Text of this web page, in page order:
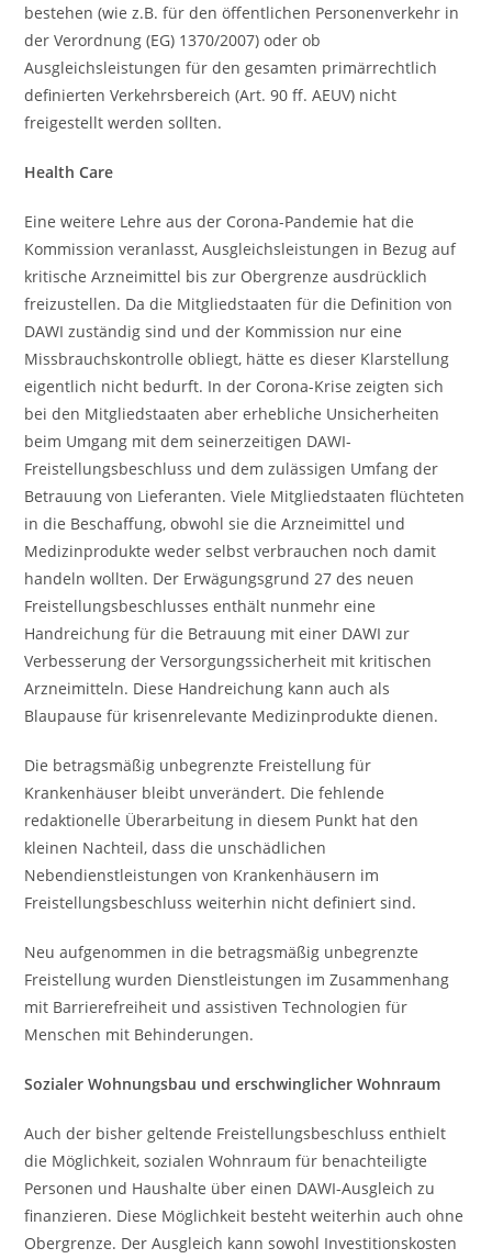
bestehen (wie z.B. für den öffentlichen Personenverkehr in
der Verordnung (EG) 1370/2007) oder ob
Ausgleichsleistungen für den gesamten primärrechtlich
definierten Verkehrsbereich (Art. 90 ff. AEUV) nicht
freigestellt werden sollten.
Health Care
Eine weitere Lehre aus der Corona-Pandemie hat die
Kommission veranlasst, Ausgleichsleistungen in Bezug auf
kritische Arzneimittel bis zur Obergrenze ausdrücklich
freizustellen. Da die Mitgliedstaaten für die Definition von
DAWI zuständig sind und der Kommission nur eine
Missbrauchskontrolle obliegt, hätte es dieser Klarstellung
eigentlich nicht bedurft. In der Corona-Krise zeigten sich
bei den Mitgliedstaaten aber erhebliche Unsicherheiten
beim Umgang mit dem seinerzeitigen DAWI-
Freistellungsbeschluss und dem zulässigen Umfang der
Betrauung von Lieferanten. Viele Mitgliedstaaten flüchteten
in die Beschaffung, obwohl sie die Arzneimittel und
Medizinprodukte weder selbst verbrauchen noch damit
handeln wollten. Der Erwägungsgrund 27 des neuen
Freistellungsbeschlusses enthält nunmehr eine
Handreichung für die Betrauung mit einer DAWI zur
Verbesserung der Versorgungssicherheit mit kritischen
Arzneimitteln. Diese Handreichung kann auch als
Blaupause für krisenrelevante Medizinprodukte dienen.
Die betragsmäßig unbegrenzte Freistellung für
Krankenhäuser bleibt unverändert. Die fehlende
redaktionelle Überarbeitung in diesem Punkt hat den
kleinen Nachteil, dass die unschädlichen
Nebendienstleistungen von Krankenhäusern im
Freistellungsbeschluss weiterhin nicht definiert sind.
Neu aufgenommen in die betragsmäßig unbegrenzte
Freistellung wurden Dienstleistungen im Zusammenhang
mit Barrierefreiheit und assistiven Technologien für
Menschen mit Behinderungen.
Sozialer Wohnungsbau und erschwinglicher Wohnraum
Auch der bisher geltende Freistellungsbeschluss enthielt
die Möglichkeit, sozialen Wohnraum für benachteiligte
Personen und Haushalte über einen DAWI-Ausgleich zu
finanzieren. Diese Möglichkeit besteht weiterhin auch ohne
Obergrenze. Der Ausgleich kann sowohl Investitionskosten